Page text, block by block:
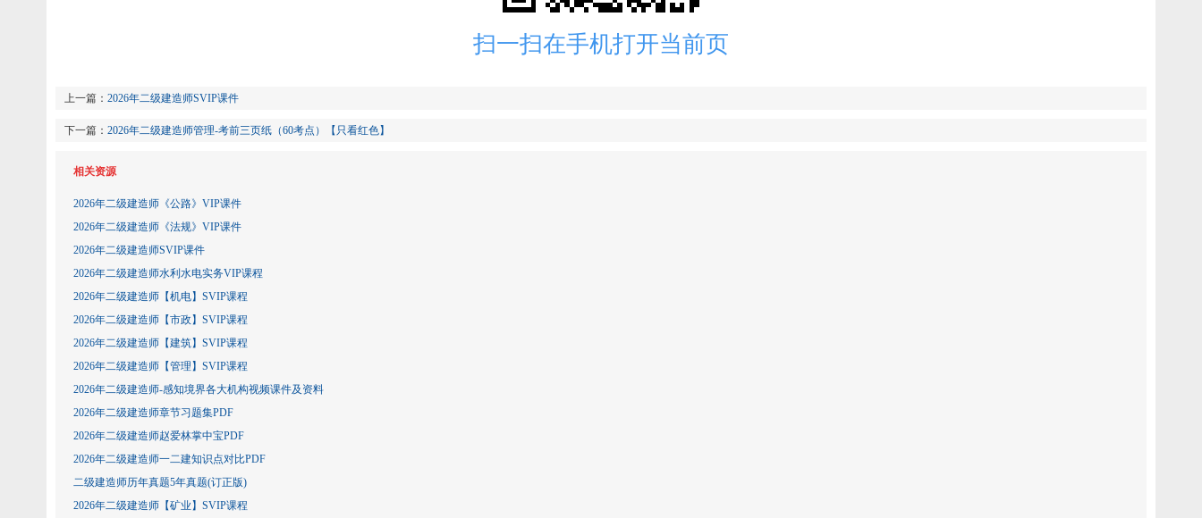
扫一扫在手机打开当前页
上一篇： 2026年二级建造师SVIP课件
下一篇： 2026年二级建造师管理-考前三页纸（60考点）【只看红色】
相关资源
2026年二级建造师《公路》VIP课件
2026年二级建造师《法规》VIP课件
2026年二级建造师SVIP课件
2026年二级建造师水利水电实务VIP课程
2026年二级建造师【机电】SVIP课程
2026年二级建造师【市政】SVIP课程
2026年二级建造师【建筑】SVIP课程
2026年二级建造师【管理】SVIP课程
2026年二级建造师-感知境界各大机构视频课件及资料
2026年二级建造师章节习题集PDF
2026年二级建造师赵爱林掌中宝PDF
2026年二级建造师一二建知识点对比PDF
二级建造师历年真题5年真题(订正版)
2026年二级建造师【矿业】SVIP课程